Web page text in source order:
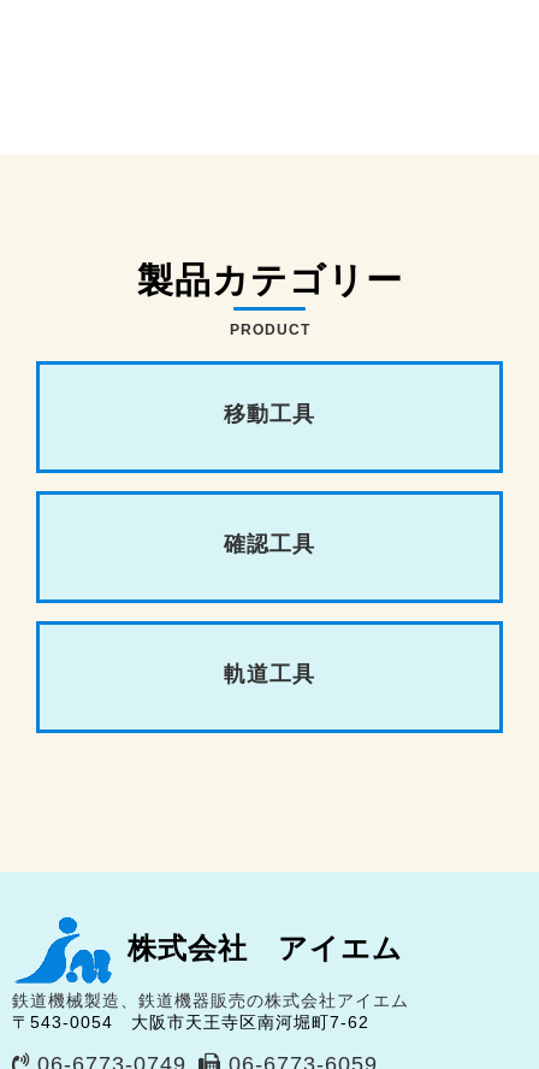
製品カテゴリー
PRODUCT
移動工具
確認工具
軌道工具
株式会社 アイエム
鉄道機械製造、鉄道機器販売の株式会社アイエム
〒543-0054 大阪市天王寺区南河堀町7-62